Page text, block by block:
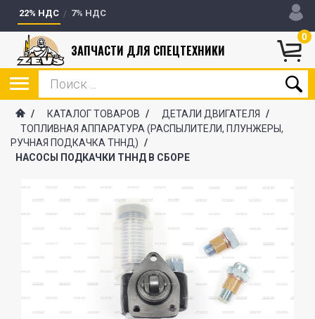
22% НДС 7% НДС
0
ЗАПЧАСТИ ДЛЯ СПЕЦТЕХНИКИ
/ КАТАЛОГ ТОВАРОВ / ДЕТАЛИ ДВИГАТЕЛЯ
/
ТОПЛИВНАЯ АППАРАТУРА (РАСПЫЛИТЕЛИ, ПЛУНЖЕРЫ,
РУЧНАЯ ПОДКАЧКА ТННД) /
НАСОСЫ ПОДКАЧКИ ТННД В СБОРЕ